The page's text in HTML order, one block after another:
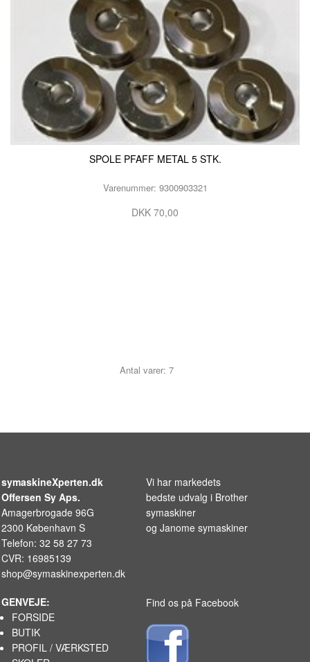
SPOLE PFAFF METAL 5 STK.
Varenummer: 9300903321
DKK 70,00
Antal varer: 7
symaskineXperten.dk
Offersen Sy Aps.
Amagerbrogade 96G
2300 København S
Telefon: 32 58 27 73
CVR: 16985139
shop@symaskinexperten.dk
Vi har markedets
bedste udvalg i Brother
symaskiner
og Janome symaskiner
GENVEJE:
FORSIDE
BUTIK
PROFIL / VÆRKSTED
Find os på Facebook